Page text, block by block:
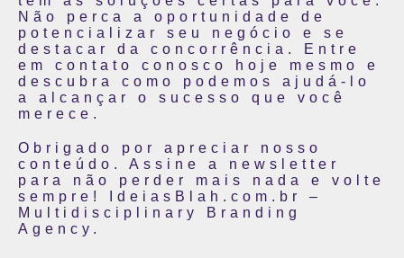
Não perca a oportunidade de
potencializar seu negócio e se
destacar da concorrência. Entre
em contato conosco hoje mesmo e
descubra como podemos ajudá-lo
a alcançar o sucesso que você
merece.
Obrigado por apreciar nosso
conteúdo. Assine a newsletter
para não perder mais nada e volte
sempre! IdeiasBlah.com.br –
Multidisciplinary Branding
Agency.